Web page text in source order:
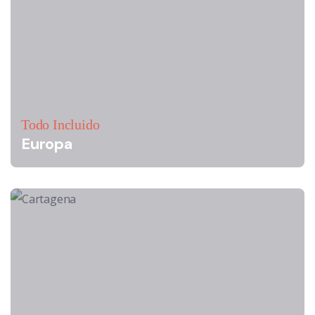
Todo Incluido
Europa